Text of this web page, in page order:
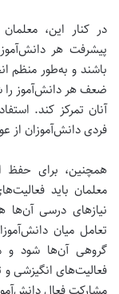
در کنار این،
پیشرفت هر دانش‌آموز
باشند و به‌طور منظم
ضعف هر دانش‌آموز را
آنان تمرکز کند.
فردی دانش‌آموزان از
همچنین، برای حفظ
معلمان باید
نیازهای درسی آن‌ها
تعامل میان
گروهی آن‌ها شود و
فعالیت‌های انگیزشی